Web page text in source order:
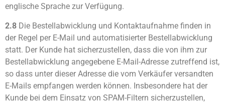
englische Sprache zur Verfügung.
2.8 Die Bestellabwicklung und Kontaktaufnahme finden in
der Regel per E-Mail und automatisierter Bestellabwicklung
statt. Der Kunde hat sicherzustellen, dass die von ihm zur
Bestellabwicklung angegebene E-Mail-Adresse zutreffend ist,
so dass unter dieser Adresse die vom Verkäufer versandten
E-Mails empfangen werden können. Insbesondere hat der
Kunde bei dem Einsatz von SPAM-Filtern sicherzustellen,